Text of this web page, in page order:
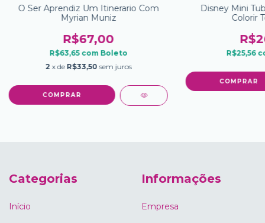
O Ser Aprendiz Um Itinerario Com
Myrian Muniz
R$67,00
R$63,65 com Boleto
2 x de R$33,50 sem juros
Disney Mini
Colorir
R$25,56
Categorias
Início
Informações
Empresa